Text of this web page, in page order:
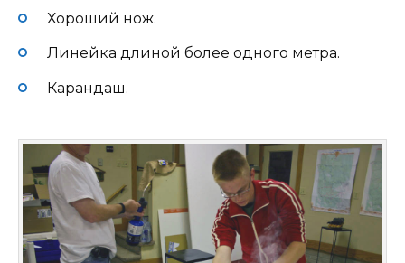
Хороший нож.
Линейка длиной более одного метра.
Карандаш.